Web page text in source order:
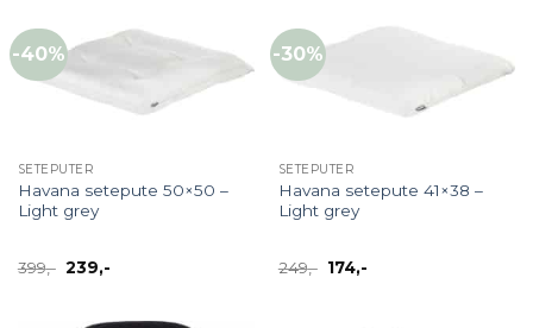
-40%
SETEPUTER
Havana setepute 50×50 –
Light grey
399,- Opprinnelig
239,-Nåværende
-30%
SETEPUTER
Havana setepute 41×38 –
Light grey
249,- Opprinnelig
174,-Nåværende